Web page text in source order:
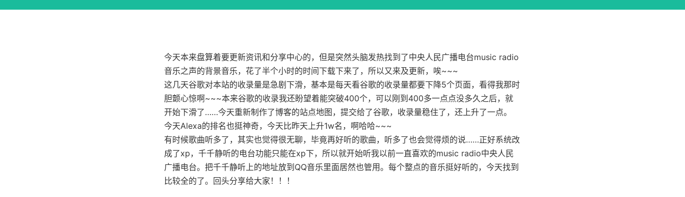
今天本来盘算着要更新资讯和分享中心的，但是突然头脑发热找到了中央人民广播电台music radio
音乐之声的背景音乐，花了半个小时的时间下载下来了，所以又来及更新，唉~~~
这几天谷歌对本站的收录量是急剧下滑，基本是每天看谷歌的收录量都要下降5个页面，看得我那时
胆颤心惊啊~~~本来谷歌的收录我还盼望着能突破400个，可以刚到400多一点点没多久之后，就
开始下滑了……今天重新制作了博客的站点地图，提交给了谷歌，收录量稳住了，还上升了一点。
今天Alexa的排名也挺神奇，今天比昨天上升1w名，啊哈哈~~~
有时候歌曲听多了，其实也觉得很无聊，毕竟再好听的歌曲，听多了也会觉得烦的说……正好系统改
成了xp，千千静听的电台功能只能在xp下，所以就开始听我以前一直喜欢的music radio中央人民
广播电台。把千千静听上的地址放到QQ音乐里面居然也管用。每个整点的音乐挺好听的，今天找到
比较全的了。回头分享给大家！！！